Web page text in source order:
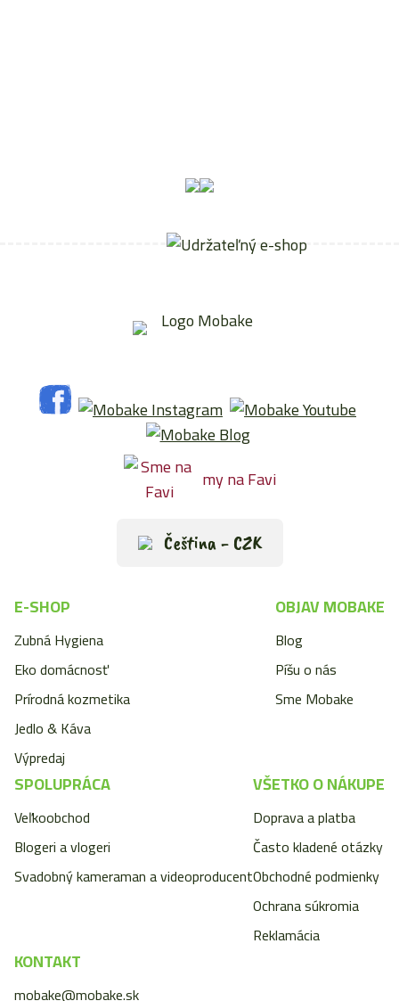
my na Favi
Čeština - CZK
E-SHOP
Zubná Hygiena
Eko domácnosť
Prírodná kozmetika
Jedlo & Káva
Výpredaj
OBJAV MOBAKE
Blog
Píšu o nás
Sme Mobake
SPOLUPRÁCA
Veľkoobchod
Blogeri a vlogeri
Svadobný kameraman a videoproducent
VŠETKO O NÁKUPE
Doprava a platba
Často kladené otázky
Obchodné podmienky
Ochrana súkromia
Reklamácia
KONTAKT
mobake@mobake.sk